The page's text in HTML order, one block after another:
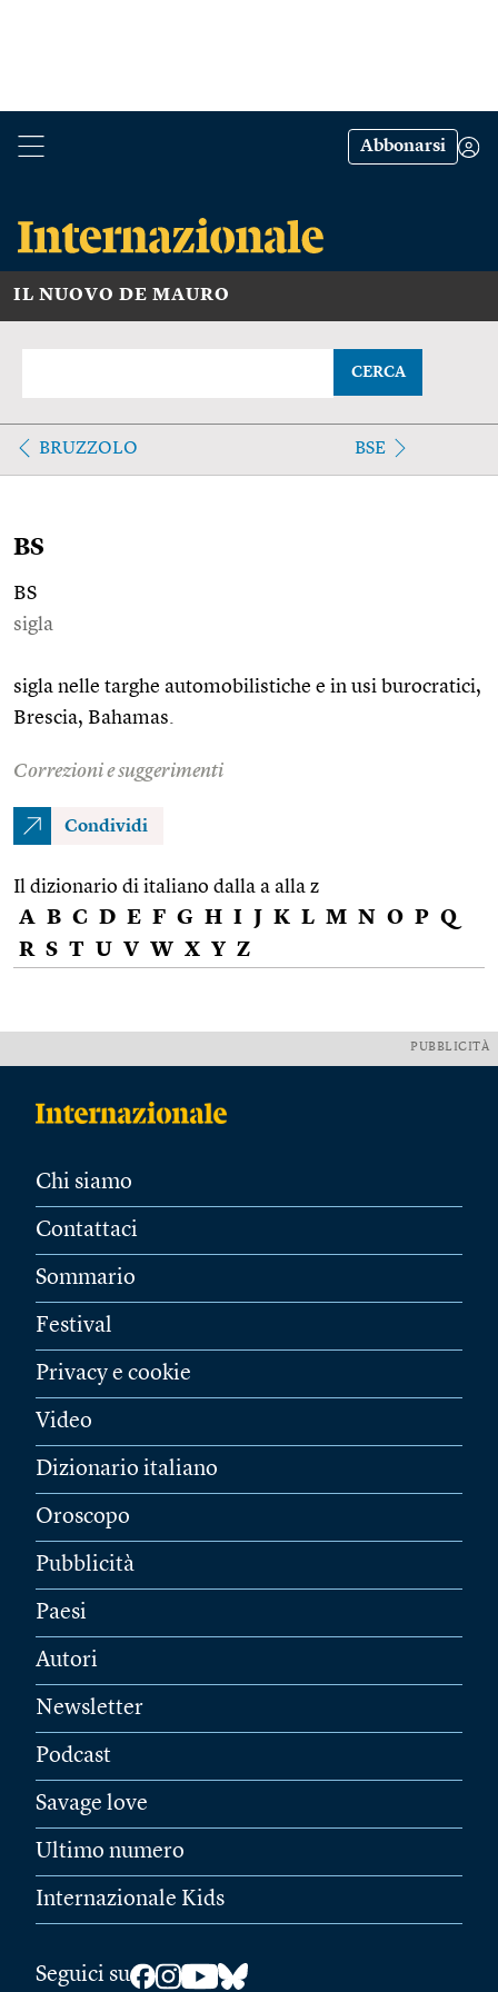
Abbonarsi
IL NUOVO DE MAURO
CERCA
BRUZZOLO BSE
BS
BS
sigla
sigla nelle targhe automobilistiche e in usi burocratici,
Brescia, Bahamas.
Correzioni e suggerimenti
Condividi
Il dizionario di italiano dalla a alla z
A B C D E F G H I J K L M N O P Q
R S T U V W X Y Z
PUBBLICITÀ
Chi siamo
Contattaci
Sommario
Festival
Privacy e cookie
Video
Dizionario italiano
Oroscopo
Pubblicità
Paesi
Autori
Newsletter
Podcast
Savage love
Ultimo numero
Internazionale Kids
Seguici su